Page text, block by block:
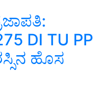
DI TU PP
ಹೊಸ